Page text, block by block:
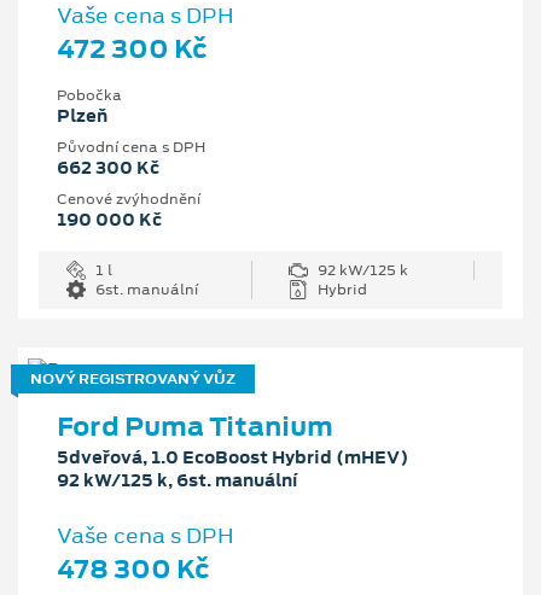
Vaše cena s DPH
472 300 Kč
Pobočka
Plzeň
Původní cena s DPH
662 300 Kč
Cenové zvýhodnění
190 000 Kč
1 l
92 kW/125 k
6st. manuální
Hybrid
NOVÝ REGISTROVANÝ VŮZ
Ford Puma Titanium
5dveřová, 1.0 EcoBoost Hybrid (mHEV)
92 kW/125 k, 6st. manuální
Vaše cena s DPH
478 300 Kč